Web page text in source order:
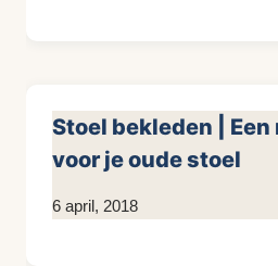
Stoel bekleden |
voor je oude stoel
Door
6 april, 2018